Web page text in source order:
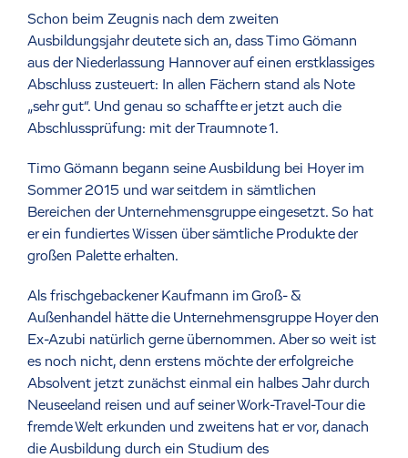
Schon beim Zeugnis nach dem zweiten
Ausbildungsjahr deutete sich an, dass Timo Gömann
aus der Niederlassung Hannover auf einen erstklassiges
Abschluss zusteuert: In allen Fächern stand als Note
„sehr gut“. Und genau so schaffte er jetzt auch die
Abschlussprüfung: mit der Traumnote 1.
Timo Gömann begann seine Ausbildung bei Hoyer im
Sommer 2015 und war seitdem in sämtlichen
Bereichen der Unternehmensgruppe eingesetzt. So hat
er ein fundiertes Wissen über sämtliche Produkte der
großen Palette erhalten.
Als frischgebackener Kaufmann im Groß- &
Außenhandel hätte die Unternehmensgruppe Hoyer den
Ex-Azubi natürlich gerne übernommen. Aber so weit ist
es noch nicht, denn erstens möchte der erfolgreiche
Absolvent jetzt zunächst einmal ein halbes Jahr durch
Neuseeland reisen und auf seiner Work-Travel-Tour die
fremde Welt erkunden und zweitens hat er vor, danach
die Ausbildung durch ein Studium des